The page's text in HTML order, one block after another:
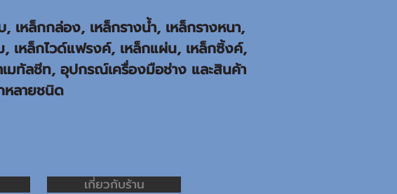
เหล็กกล่อง, เหล็กรางน้ำ, เหล็กรางหนา,
, เหล็กไวด์แฟรงค์, เหล็กแผ่น, เหล็กซิ้งค์,
มทัลชีท, อุปกรณ์เครื่องมือช่าง และสินค้า
หลายชนิด
เกี่ยวกับร้าน